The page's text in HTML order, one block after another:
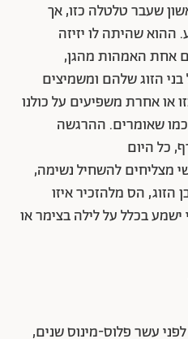
שעבר טלטלה כזו, אך
ההוא שהיתה לו יזיזה
אחת האמהות מהגן,
הזוג שלהם ומשמיצים
או אחרת משפיעים על כולנו
שאומרים. ההרגשה
כל היום
מצליחים להשחיל נשימה,
הס מלהזכיר איזו
ישמע בכלל על לילה בצימר או
עשר פלוס-מינוס שנים,